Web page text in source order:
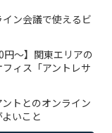
ン会議で使えるビ
円〜】関東エリアの
ィス「アントレサ
トとのオンライン
いこと